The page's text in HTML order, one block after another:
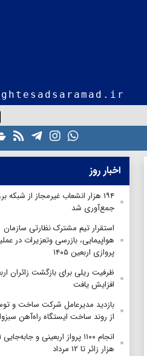
اخبار روز
۱۹۴ هزار انشعاب غیرمجاز از شبکه
جمع‌آوری شد
استقرار تیم مشترک نظارتی سازمان
هواپیمایی، بازرسی وتعزیرات در
پروازی اربعین ۱۴۰۵
ظرفیت ریلی برای بازگشت زائران
افزایش یافت
بازدید مدیرعامل شرکت ساخت و
از روند ساخت ایستگاه راه‌آهن
هزار زائر تا ۱۲ مرداد